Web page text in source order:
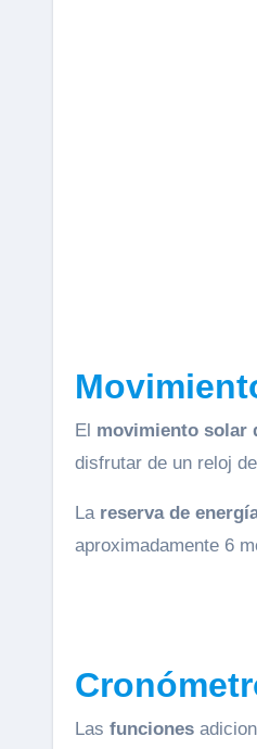
El movimiento solar
disfrutar de un reloj
La reserva de
aproximadamente 6
Las funciones